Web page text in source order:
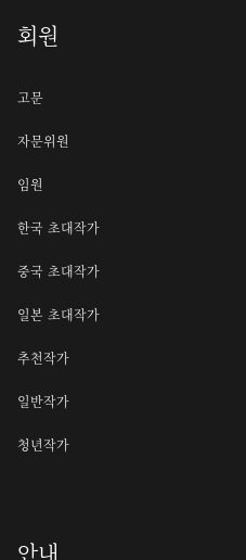
회원
고문
자문위원
임원
한국 초대작가
중국 초대작가
일본 초대작가
추천작가
일반작가
청년작가
안내